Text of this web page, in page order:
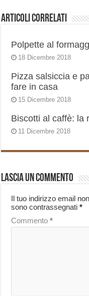
Articoli correlati
Polpette al
18 Dicembre 2018
Pizza salsiccia e
fare in casa
15 Dicembre 2018
Biscotti al caffè: la
11 Dicembre 2018
Lascia un commento
Il tuo indirizzo email
sono contrassegnati*
Commento*